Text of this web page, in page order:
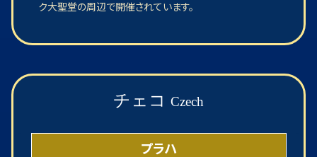
ク大聖堂の周辺で開催されています。
チェコ Czech
プラハ